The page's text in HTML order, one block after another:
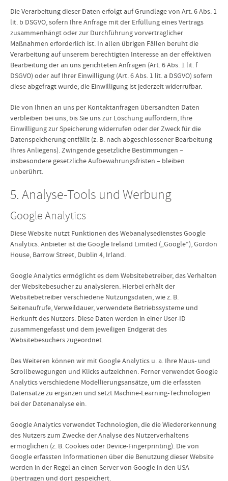
Die Verarbeitung dieser Daten erfolgt auf Grundlage von Art. 6 Abs. 1
lit. b DSGVO, sofern Ihre Anfrage mit der Erfüllung eines Vertrags
zusammenhängt oder zur Durchführung vorvertraglicher
Maßnahmen erforderlich ist. In allen übrigen Fällen beruht die
Verarbeitung auf unserem berechtigten Interesse an der effektiven
Bearbeitung der an uns gerichteten Anfragen (Art. 6 Abs. 1 lit. f
DSGVO) oder auf Ihrer Einwilligung (Art. 6 Abs. 1 lit. a DSGVO) sofern
diese abgefragt wurde; die Einwilligung ist jederzeit widerrufbar.
Die von Ihnen an uns per Kontaktanfragen übersandten Daten
verbleiben bei uns, bis Sie uns zur Löschung auffordern, Ihre
Einwilligung zur Speicherung widerrufen oder der Zweck für die
Datenspeicherung entfällt (z. B. nach abgeschlossener Bearbeitung
Ihres Anliegens). Zwingende gesetzliche Bestimmungen –
insbesondere gesetzliche Aufbewahrungsfristen – bleiben
unberührt.
5. Analyse-Tools und Werbung
Google Analytics
Diese Website nutzt Funktionen des Webanalysedienstes Google
Analytics. Anbieter ist die Google Ireland Limited („Google“), Gordon
House, Barrow Street, Dublin 4, Irland.
Google Analytics ermöglicht es dem Websitebetreiber, das Verhalten
der Websitebesucher zu analysieren. Hierbei erhält der
Websitebetreiber verschiedene Nutzungsdaten, wie z. B.
Seitenaufrufe, Verweildauer, verwendete Betriebssysteme und
Herkunft des Nutzers. Diese Daten werden in einer User-ID
zusammengefasst und dem jeweiligen Endgerät des
Websitebesuchers zugeordnet.
Des Weiteren können wir mit Google Analytics u. a. Ihre Maus- und
Scrollbewegungen und Klicks aufzeichnen. Ferner verwendet Google
Analytics verschiedene Modellierungsansätze, um die erfassten
Datensätze zu ergänzen und setzt Machine-Learning-Technologien
bei der Datenanalyse ein.
Google Analytics verwendet Technologien, die die Wiedererkennung
des Nutzers zum Zwecke der Analyse des Nutzerverhaltens
ermöglichen (z. B. Cookies oder Device-Fingerprinting). Die von
Google erfassten Informationen über die Benutzung dieser Website
werden in der Regel an einen Server von Google in den USA
übertragen und dort gespeichert.